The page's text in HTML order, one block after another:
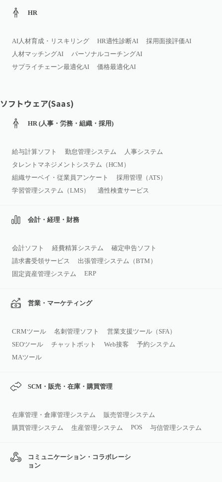
HR
AI人材育成・リスキリング HR適性診断AI
採用面接評価AI
人材マッチングAI
パーソナルコーチングAI
サプライチェーン最適化AI
価格最適化AI
ソフトウェア(Saas)
HR (人事・労務・組織・採用)
給与計算ソフト 勤怠管理システム
人事システム
タレントマネジメントシステム（HCM）
組織サーベイ・従業員アンケート
採用管理（ATS）
学習管理システム（LMS）
適性検査サービス
会計・経理・財務
会計ソフト 経費精算システム
確定申告ソフト
請求書受領サービス
出張管理システム（BTM）
固定資産管理システム
ERP
営業・マーケティング
CRMツール 名刺管理ソフト
営業支援ツール（SFA）
SEOツール
チャットボット Web接客
予約システム
MAツール
SCM・販売・在庫・購買管理
在庫管理・倉庫管理システム
販売管理システム
購買管理システム
生産管理システム POS 与信管理システム
コミュニケーション・コラボレーシ
ョン